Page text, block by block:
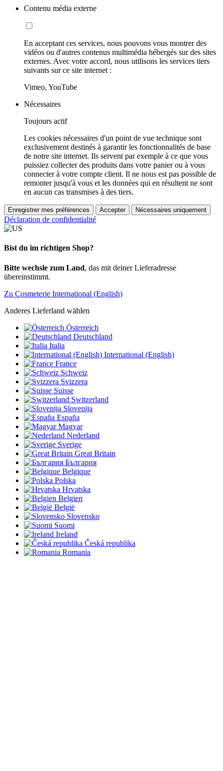
Contenu média externe
En acceptant ces services, nous pouvons vous montrer des
vidéos ou d'autres contenus multimédia hébergés sur des sites
externes. Avec votre accord, nous utilisons les services tiers
suivants sur ce site internet :
Vimeo, YouTube
Nécessaires
Toujours actif
Les cookies nécessaires d'un point de vue technique sont
exclusivement destinés à garantir les fonctionnalités de base
de notre site internet. Ils servent par exemple à ce que vous
puissiez collecter des produits dans votre panier ou à vous
connecter à votre compte client. Il ne nous est pas possible de
remonter jusqu'à vous et les données qui en résultent ne sont
en aucun cas transmises à des tiers.
Enregistrer mes préférences Accepter Nécessaires uniquement
Déclaration de confidentialité
Bist du im richtigen Shop?
Bitte wechsle zum Land, das mit deiner Lieferadresse
übereinstimmt.
Zu Cosmeterie International (English)
Anderes Lieferland wählen
Österreich
Deutschland
Italia
International (English)
France
Schweiz
Svizzera
Suisse
Switzerland
Slovenija
España
Magyar
Nederland
Sverige
Great Britain
България
Belgique
Polska
Hrvatska
Belgien
België
Slovensko
Suomi
Ireland
Česká republika
Romania